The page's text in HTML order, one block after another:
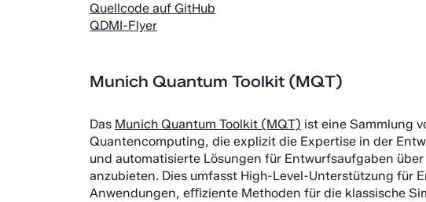
Quellcode auf GitHub
QDMI-Flyer
Munich Quantum Toolkit (MQT)
Das Munich Quantum Toolkit (MQT) ist eine Sammlung
Quantencomputing, die explizit die Expertise in der
und automatisierte Lösungen für Entwurfsaufgaben
anzubieten. Dies umfasst High-Level-Unterstützung für
Anwendungen, eﬃziente Methoden für die klassische